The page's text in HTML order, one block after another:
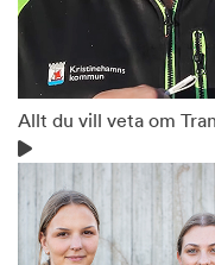
Allt du vill veta om